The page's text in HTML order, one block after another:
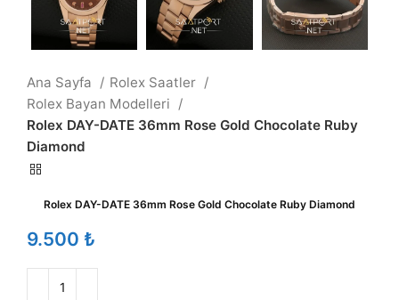
Ana Sayfa
Rolex Saatler
Rolex Bayan Modelleri
Rolex DAY-DATE 36mm Rose Gold Chocolate Ruby
Diamond
Rolex DAY-DATE 36mm Rose Gold Chocolate Ruby Diamond
₺